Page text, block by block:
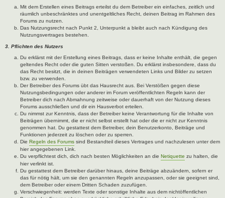
Mit dem Erstellen eines Beitrags erteilst du dem Betreiber ein einfaches, zeitlich und
räumlich unbeschränktes und unentgeltliches Recht, deinen Beitrag im Rahmen des
Forums zu nutzen.
Das Nutzungsrecht nach Punkt 2, Unterpunkt a bleibt auch nach Kündigung des
Nutzungsvertrages bestehen.
3. Pflichten des Nutzers
Du erklärst mit der Erstellung eines Beitrags, dass er keine Inhalte enthält, die gegen
geltendes Recht oder die guten Sitten verstoßen. Du erklärst insbesondere, dass du
das Recht besitzt, die in deinen Beiträgen verwendeten Links und Bilder zu setzen
bzw. zu verwenden.
Der Betreiber des Forums übt das Hausrecht aus. Bei Verstößen gegen diese
Nutzungsbedingungen oder anderer im Forum veröffentlichten Regeln kann der
Betreiber dich nach Abmahnung zeitweise oder dauerhaft von der Nutzung dieses
Forums ausschließen und dir ein Hausverbot erteilen.
Du nimmst zur Kenntnis, dass der Betreiber keine Verantwortung für die Inhalte von
Beiträgen übernimmt, die er nicht selbst erstellt hat oder die er nicht zur Kenntnis
genommen hat. Du gestattest dem Betreiber, dein Benutzerkonto, Beiträge und
Funktionen jederzeit zu löschen oder zu sperren.
Die Regeln des Forums sind Bestandteil dieses Vertrages und nachzulesen unter dem
hier angegebenen Link.
Du verpflichtest dich, dich nach besten Möglichkeiten an die Netiquette zu halten, die
hier verlinkt ist.
Du gestattest dem Betreiber darüber hinaus, deine Beiträge abzuändern, sofern er
das für nötig hält, um sie den genannten Regeln anzupassen, oder sie geeignet sind,
dem Betreiber oder einem Dritten Schaden zuzufügen.
Verschwiegenheit: werden Texte oder sonstige Inhalte aus dem nichtöffentlichen